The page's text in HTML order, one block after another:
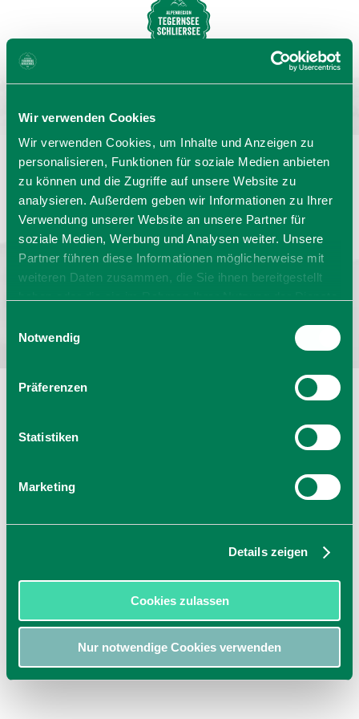
Wir verwenden Cookies
Wir verwenden Cookies, um Inhalte und Anzeigen zu
personalisieren, Funktionen für soziale Medien anbieten
zu können und die Zugriffe auf unsere Website zu
analysieren. Außerdem geben wir Informationen zu Ihrer
Verwendung unserer Website an unsere Partner für
soziale Medien, Werbung und Analysen weiter. Unsere
Partner führen diese Informationen möglicherweise mit
weiteren Daten zusammen, die Sie ihnen bereitgestellt
Cookies, wenn Sie unsere Webseite weiterhin nutzen.
Notwendig
Präferenzen
Statistiken
Marketing
Details zeigen
Cookies zulassen
Nur notwendige Cookies verwenden
Sprache wählen: DE EN IT
Rathaus Barrierefrei reisen
Prospekte
Kontakt
Impressum
Datenschutz
Erklärung zur Barrierefreiheit
Bayern - traditionell anders
BUCHEN